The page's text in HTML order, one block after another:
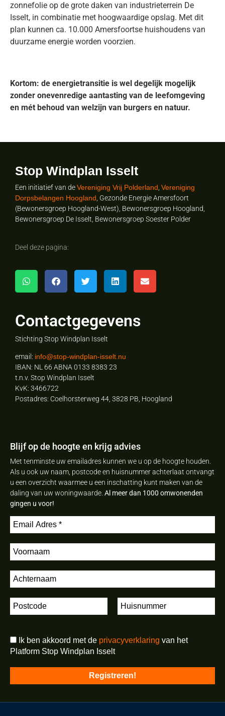
zonnefolie op de grote daken van industrieterrein De
Isselt, in combinatie met hoogwaardige opslag. Met dit
plan kunnen ca. 10.000 Amersfoortse huishoudens van
duurzame energie worden voorzien.
Kortom: de energietransitie is wel degelijk mogelijk
zonder onevenredige aantasting van de leefomgeving
en mét behoud van welzijn van burgers en natuur.
Stop Windplan Isselt
Een initiatief van deVereniging Vrij Polderland, Vereniging
Dorpsbelangen Hoogland, Gezonde Energie Amersfoort
(Bewonersgroep Hoogland-West), Bewonersgroep Hoogland,
Bewonersgroep De Isselt, Bewonersgroep Soester Polder
Deel deze pagina:
Contactgegevens
Stichting Stop Windplan Isselt
email: info@stop-windplan-isselt.nu
IBAN: NL 66 ABNA 0133 8383 23
t.n.v. Stop Windplan Isselt
KvK: 3466722
Postadres: Coelhorsterweg 44, 3828 PB, Hoogland
Blijf op de hoogte en krijg advies
Met tenminste uw emailadres kunnen we u op de hoogte houden.
Als u ook uw naam, postcode en huisnummer achterlaat ontvangt
u een overzicht waarmee u een inschatting kunt maken van de
daling van uw woningwaarde. Al meer dan 1000 omwonenden
gingen u voor!
Ik ben akkoord met de privacyverklaring van het
Platform Stop Windplan Isselt